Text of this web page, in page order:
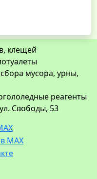
клещей
мусора, урны,
реагенты
Свободы, 53
MAX